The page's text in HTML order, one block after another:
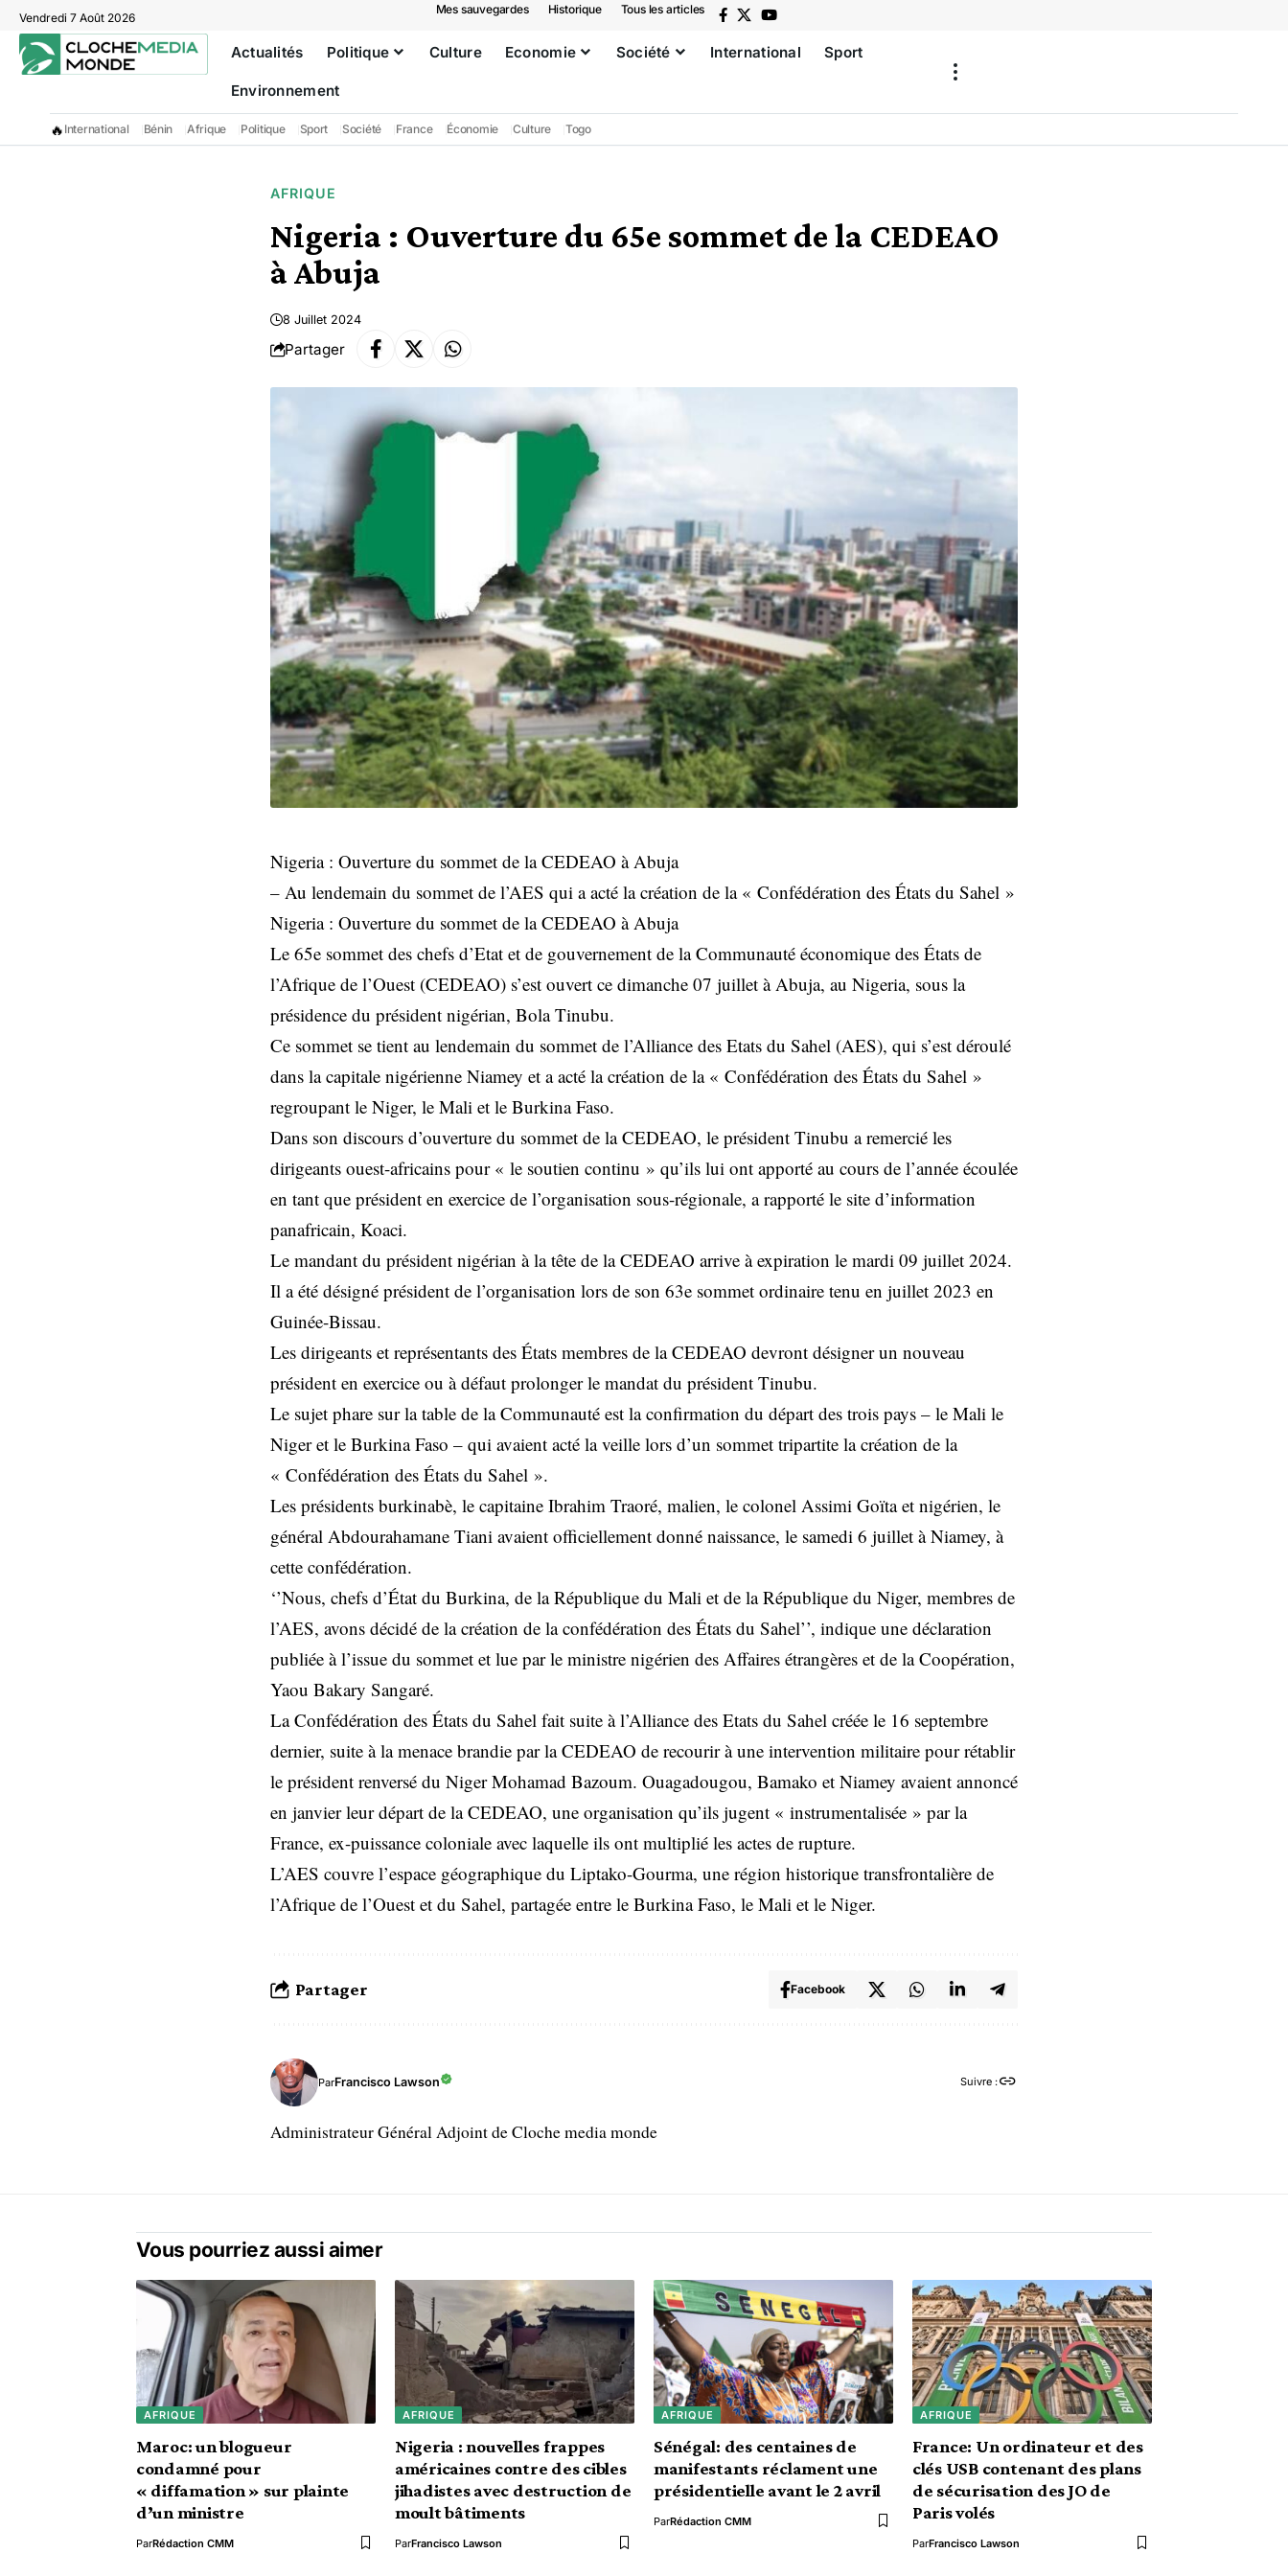
Vendredi 7 Août 2026
Mes sauvegardes Historique Tous les articles
Actualités Politique Culture Economie Société International Sport
Environnement
🔥 International Bénin Afrique Politique Sport Société France Économie Culture Togo
AFRIQUE
Nigeria : Ouverture du 65e sommet de la CEDEAO
à Abuja
8 Juillet 2024
Partager
Nigeria : Ouverture du sommet de la CEDEAO à Abuja
– Au lendemain du sommet de l’AES qui a acté la création de la « Confédération des États du Sahel »
Nigeria : Ouverture du sommet de la CEDEAO à Abuja
Le 65e sommet des chefs d’Etat et de gouvernement de la Communauté économique des États de
l’Afrique de l’Ouest (CEDEAO) s’est ouvert ce dimanche 07 juillet à Abuja, au Nigeria, sous la
présidence du président nigérian, Bola Tinubu.
Ce sommet se tient au lendemain du sommet de l’Alliance des Etats du Sahel (AES), qui s’est déroulé
dans la capitale nigérienne Niamey et a acté la création de la « Confédération des États du Sahel »
regroupant le Niger, le Mali et le Burkina Faso.
Dans son discours d’ouverture du sommet de la CEDEAO, le président Tinubu a remercié les
dirigeants ouest-africains pour « le soutien continu » qu’ils lui ont apporté au cours de l’année écoulée
en tant que président en exercice de l’organisation sous-régionale, a rapporté le site d’information
panafricain, Koaci.
Le mandant du président nigérian à la tête de la CEDEAO arrive à expiration le mardi 09 juillet 2024.
Il a été désigné président de l’organisation lors de son 63e sommet ordinaire tenu en juillet 2023 en
Guinée-Bissau.
Les dirigeants et représentants des États membres de la CEDEAO devront désigner un nouveau
président en exercice ou à défaut prolonger le mandat du président Tinubu.
Le sujet phare sur la table de la Communauté est la confirmation du départ des trois pays – le Mali le
Niger et le Burkina Faso – qui avaient acté la veille lors d’un sommet tripartite la création de la
« Confédération des États du Sahel ».
Les présidents burkinabè, le capitaine Ibrahim Traoré, malien, le colonel Assimi Goïta et nigérien, le
général Abdourahamane Tiani avaient officiellement donné naissance, le samedi 6 juillet à Niamey, à
cette confédération.
‘’Nous, chefs d’État du Burkina, de la République du Mali et de la République du Niger, membres de
l’AES, avons décidé de la création de la confédération des États du Sahel’’, indique une déclaration
publiée à l’issue du sommet et lue par le ministre nigérien des Affaires étrangères et de la Coopération,
Yaou Bakary Sangaré.
La Confédération des États du Sahel fait suite à l’Alliance des Etats du Sahel créée le 16 septembre
dernier, suite à la menace brandie par la CEDEAO de recourir à une intervention militaire pour rétablir
le président renversé du Niger Mohamad Bazoum. Ouagadougou, Bamako et Niamey avaient annoncé
en janvier leur départ de la CEDEAO, une organisation qu’ils jugent « instrumentalisée » par la
France, ex-puissance coloniale avec laquelle ils ont multiplié les actes de rupture.
L’AES couvre l’espace géographique du Liptako-Gourma, une région historique transfrontalière de
l’Afrique de l’Ouest et du Sahel, partagée entre le Burkina Faso, le Mali et le Niger.
Partager Facebook
ParFrancisco Lawson Suivre :
Administrateur Général Adjoint de Cloche media monde
Vous pourriez aussi aimer
AFRIQUE
Maroc: un blogueur
condamné pour
« diffamation » sur plainte
d’un ministre
ParRédaction CMM
AFRIQUE
Nigeria : nouvelles frappes
américaines contre des cibles
jihadistes avec destruction de
moult bâtiments
ParFrancisco Lawson
AFRIQUE
Sénégal: des centaines de
manifestants réclament une
présidentielle avant le 2 avril
ParRédaction CMM
AFRIQUE
France: Un ordinateur et des
clés USB contenant des plans
de sécurisation des JO de
Paris volés
ParFrancisco Lawson